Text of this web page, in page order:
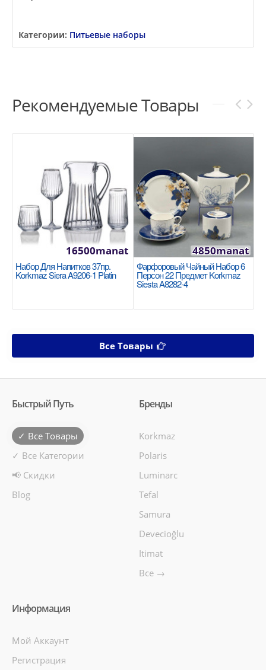
Категории: Питьевые наборы
Рекомендуемые Товары
Набор Для Напитков 37пр.
Korkmaz Siera A9206-1 Platin
16500manat
Фарфоровый Чайный Набор 6
Персон 22 Предмет Korkmaz
Siesta A8282-4
4850manat
Все Товары
Быстрый Путь
✓ Все Товары
✓ Все Категории
📢 Скидки
Blog
Бренды
Korkmaz
Polaris
Luminarc
Tefal
Samura
Devecioğlu
Itimat
Все →
Информация
Мой Аккаунт
Регистрация